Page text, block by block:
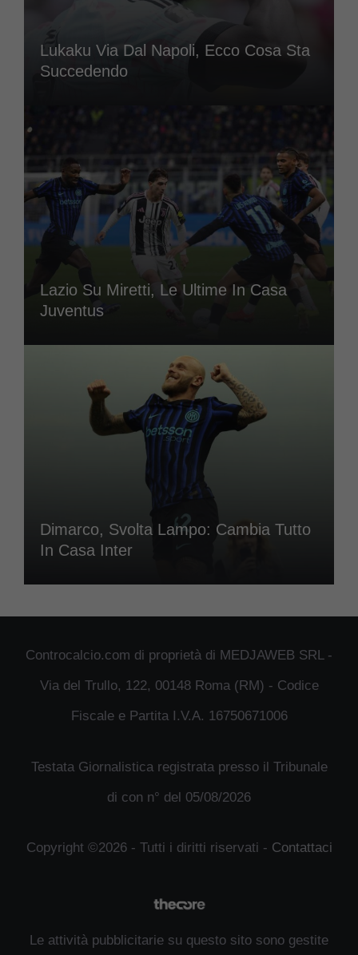
Lukaku Via Dal Napoli, Ecco Cosa Sta
Succedendo
Lazio Su Miretti, Le Ultime In Casa
Juventus
Dimarco, Svolta Lampo: Cambia Tutto
In Casa Inter
Controcalcio.com di proprietà di MEDJAWEB SRL -
Via del Trullo, 122, 00148 Roma (RM) - Codice
Fiscale e Partita I.V.A. 16750671006
Testata Giornalistica registrata presso il Tribunale
di con n° del 05/08/2026
Copyright ©2026 - Tutti i diritti riservati - Contattaci
Le attività pubblicitarie su questo sito sono gestite